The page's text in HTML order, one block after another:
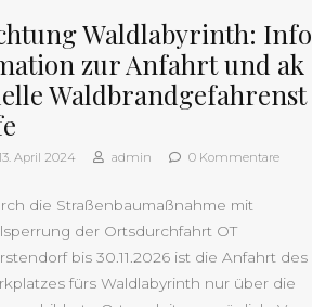
Waldlabyrinth: Info
zur Anfahrt und ak
Waldbrandgefahrenst
April 2024 admin 0 Kommentare
die Straßenbaumaßnahme mit
der Ortsdurchfahrt OT
bis 30.11.2026 ist die Anfahrt des
fürs Waldlabyrinth nur über die